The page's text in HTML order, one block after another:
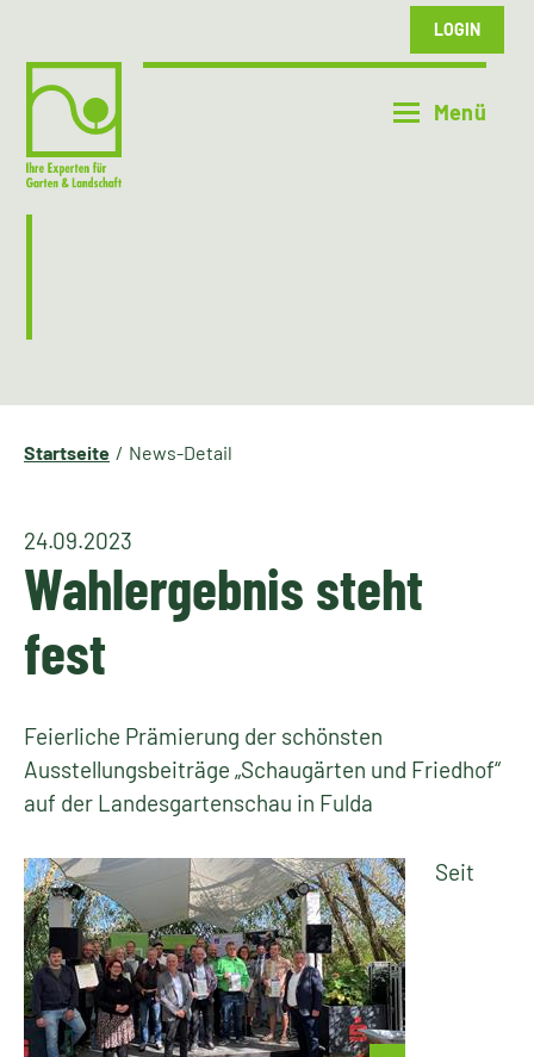
LOGIN
Startseite News-Detail
24.09.2023
Wahlergebnis steht
fest
Feierliche Prämierung der schönsten
Ausstellungsbeiträge „Schaugärten und Friedhof“
auf der Landesgartenschau in Fulda
Seit